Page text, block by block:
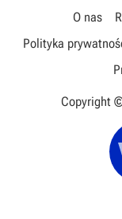
O nas
Polityka
Copyright